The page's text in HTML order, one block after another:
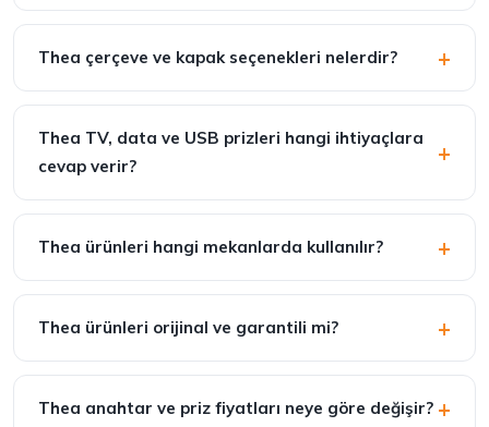
Thea çerçeve ve kapak seçenekleri nelerdir?
Thea TV, data ve USB prizleri hangi ihtiyaçlara
cevap verir?
Thea ürünleri hangi mekanlarda kullanılır?
Thea ürünleri orijinal ve garantili mi?
Thea anahtar ve priz fiyatları neye göre değişir?